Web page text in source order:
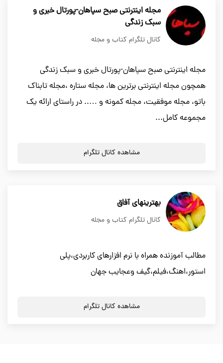
مجله اینترنتی صبح سپاهان-پورتال خبری و
سبک زندگی
کانال تلگرام کتاب و مجله
مجله اینترنتی صبح سپاهان-پورتال خبری و سبک زندگی
همچون مجله اینترنتی برترین ها، مجله ستاره ،مجله تابناک
باتو، مجله موفقیت، مجله کمونه و ….. در راستای ارائه یک
مجموعه کامل...
مشاهده کانال تلگرام
بهترینهای آفاق
کانال تلگرام کتاب و مجله
مطالب آموزنده همراه با نرم افزارهای کاربردی،پلی
استور،اهنگ،فیلم،گیف وعجایب جهان
مشاهده کانال تلگرام